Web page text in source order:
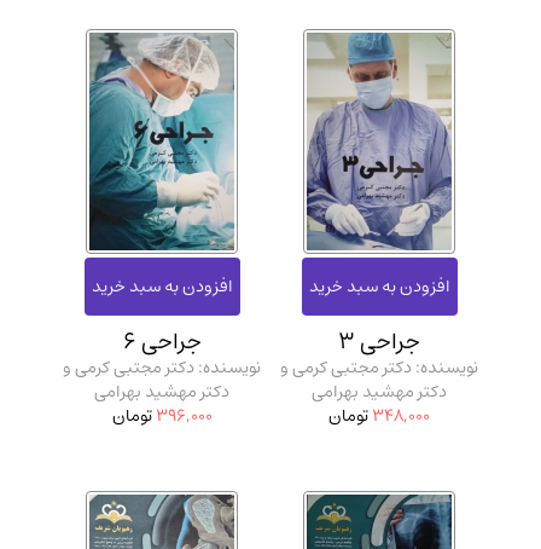
جراحی 3
نویسنده: دکتر مجتبی کرمی و
دکتر مهشید بهرامی
348,000تومان
جراحی 6
نویسنده: دکتر مجتبی کرمی و
دکتر مهشید بهرامی
396,000تومان